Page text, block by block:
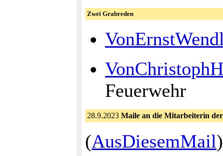
Zwei Grabreden
Feuerwehr
28.9.2023 Maile an die Mitarbeiterin
(AusDiesemMail